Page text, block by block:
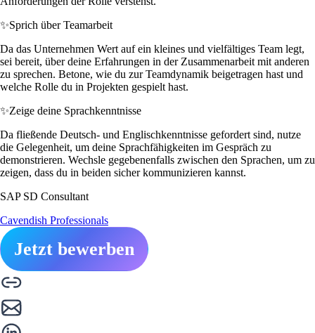
✨Sprich über Teamarbeit
Da das Unternehmen Wert auf ein kleines und vielfältiges Team legt,
sei bereit, über deine Erfahrungen in der Zusammenarbeit mit anderen
zu sprechen. Betone, wie du zur Teamdynamik beigetragen hast und
welche Rolle du in Projekten gespielt hast.
✨Zeige deine Sprachkenntnisse
Da fließende Deutsch- und Englischkenntnisse gefordert sind, nutze
die Gelegenheit, um deine Sprachfähigkeiten im Gespräch zu
demonstrieren. Wechsle gegebenenfalls zwischen den Sprachen, um zu
zeigen, dass du in beiden sicher kommunizieren kannst.
SAP SD Consultant
Cavendish Professionals
Jetzt bewerben